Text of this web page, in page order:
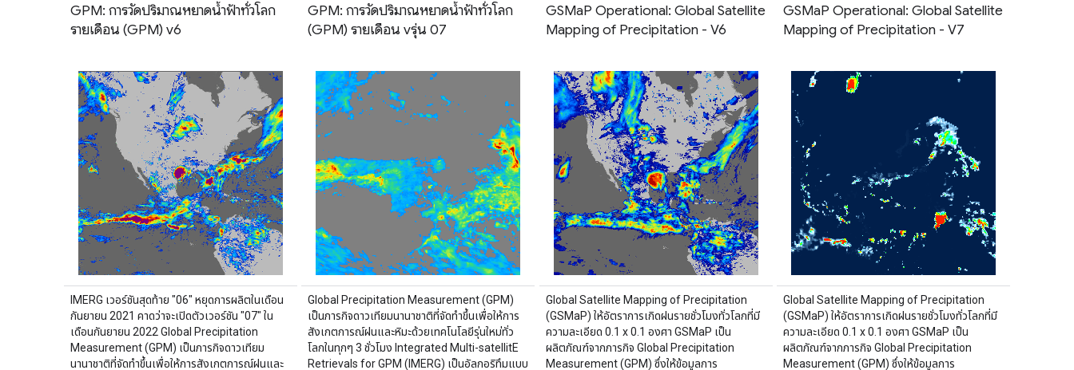
GPM: การวัดปริมาณหยาดน้ำฟ้าทั่วโลก
รายเดือน (GPM) v6
IMERG เวอร์ชันสุดท้าย "06" หยุดการผลิตในเดือน
กันยายน 2021 คาดว่าจะเปิดตัวเวอร์ชัน "07" ใน
เดือนกันยายน 2022 Global Precipitation
Measurement (GPM) เป็นภารกิจดาวเทียม
นานาชาติที่จัดทำขึ้นเพื่อให้การสังเกตการณ์ฝนและ
GPM: การวัดปริมาณหยาดน้ำฟ้าทั่วโลก
(GPM) รายเดือน vรุ่น 07
Global Precipitation Measurement (GPM)
เป็นภารกิจดาวเทียมนานาชาติที่จัดทำขึ้นเพื่อให้การ
สังเกตการณ์ฝนและหิมะด้วยเทคโนโลยีรุ่นใหม่ทั่ว
โลกในทุกๆ 3 ชั่วโมง Integrated Multi-satellitE
Retrievals for GPM (IMERG) เป็นอัลกอริทึมแบบ
GSMaP Operational: Global Satellite
Mapping of Precipitation - V6
Global Satellite Mapping of Precipitation
(GSMaP) ให้อัตราการเกิดฝนรายชั่วโมงทั่วโลกที่มี
ความละเอียด 0.1 x 0.1 องศา GSMaP เป็น
ผลิตภัณฑ์จากภารกิจ Global Precipitation
Measurement (GPM) ซึ่งให้ข้อมูลการ
GSMaP Operational: Global Satellite
Mapping of Precipitation - V7
Global Satellite Mapping of Precipitation
(GSMaP) ให้อัตราการเกิดฝนรายชั่วโมงทั่วโลกที่มี
ความละเอียด 0.1 x 0.1 องศา GSMaP เป็น
ผลิตภัณฑ์จากภารกิจ Global Precipitation
Measurement (GPM) ซึ่งให้ข้อมูลการ